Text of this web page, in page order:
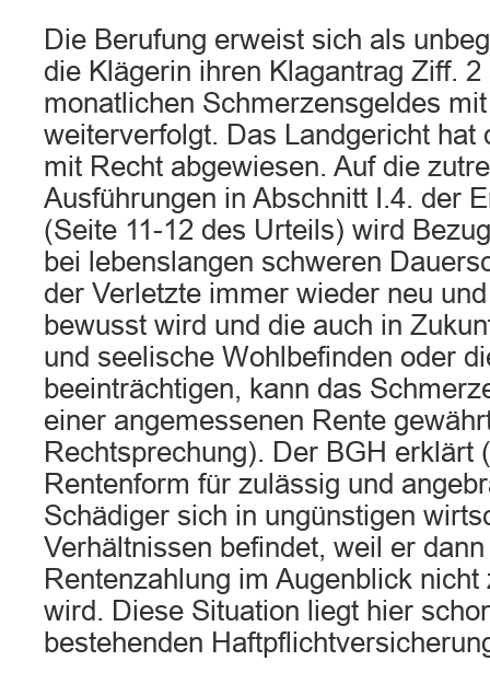
Die Berufung erweist sich als
die Klägerin ihren Klagantrag Ziff.
monatlichen Schmerzensgeldes
weiterverfolgt. Das Landgericht hat
mit Recht abgewiesen. Auf die
Ausführungen in Abschnitt I.4. der
(Seite 11-12 des Urteils) wird
bei lebenslangen schweren
der Verletzte immer wieder neu
bewusst wird und die auch in
und seelische Wohlbefinden oder
beeinträchtigen, kann das
einer angemessenen Rente
Rechtsprechung). Der BGH erklärt (
Rentenform für zulässig und
Schädiger sich in ungünstigen
Verhältnissen befindet, weil er
Rentenzahlung im Augenblick
wird. Diese Situation liegt hier
bestehenden